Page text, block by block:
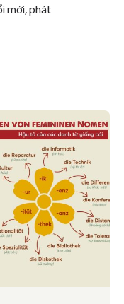
mới, phát